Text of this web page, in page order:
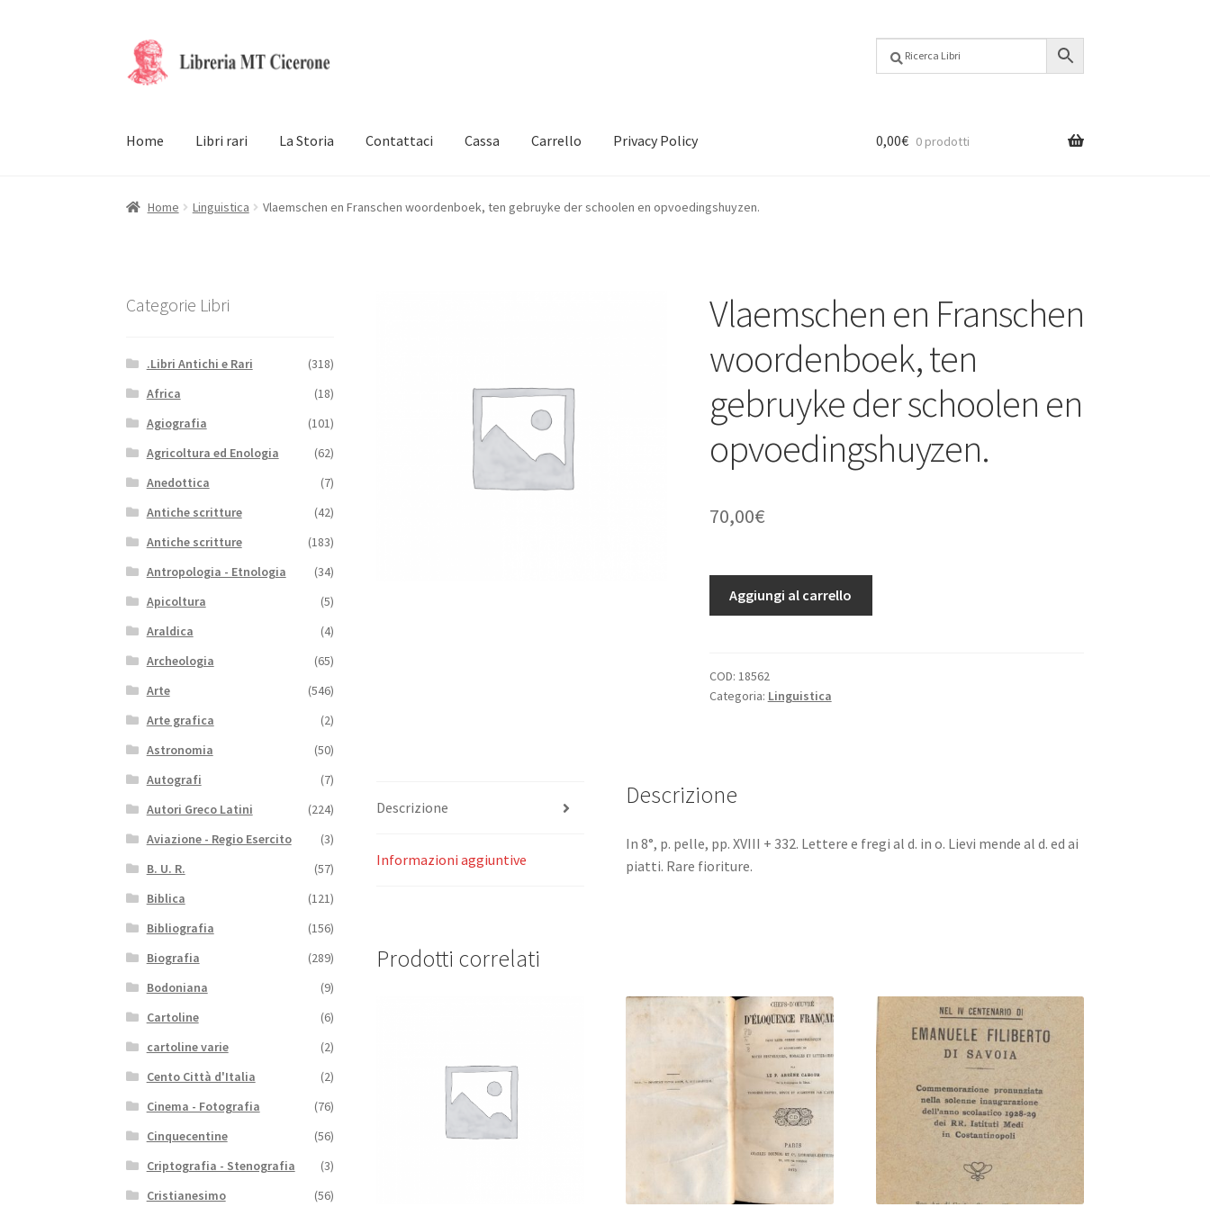
Vai
alla
Vai
al
Home Libri rari La Storia Contattaci Cassa Carrello Privacy Policy 0,00€ 0 prodotti
Home Linguistica Vlaemschen en Franschen woordenboek, ten gebruyke der schoolen en opvoedingshuyzen.
Vlaemschen en Franschen
woordenboek, ten
gebruyke der schoolen en
opvoedingshuyzen.
70,00€
ten
gebruyke
opvoedingshuyzen.
Aggiungi al carrello
COD: 18562
Categoria: Linguistica
Descrizione
Informazioni aggiuntive
Descrizione
In 8°, p. pelle, pp. XVIII + 332. Lettere e fregi al d. in o. Lievi mende al d. ed ai
piatti. Rare fioriture.
Prodotti correlati
Categorie Libri
.Libri Antichi e Rari
(318)
Africa
(18)
Agiografia
(101)
Agricoltura ed Enologia
(62)
Anedottica
(7)
Antiche scritture
(42)
Antiche scritture
(183)
Antropologia - Etnologia
(34)
Apicoltura
(5)
Araldica
(4)
Archeologia
(65)
Arte
(546)
Arte grafica
(2)
Astronomia
(50)
Autografi
(7)
Autori Greco Latini
(224)
Aviazione - Regio Esercito
(3)
B. U. R.
(57)
Biblica
(121)
Bibliografia
(156)
Biografia
(289)
Bodoniana
(9)
Cartoline
(6)
cartoline varie
(2)
Cento Città d'Italia
(2)
Cinema - Fotografia
(76)
Cinquecentine
(56)
Criptografia - Stenografia
(3)
Cristianesimo
(56)